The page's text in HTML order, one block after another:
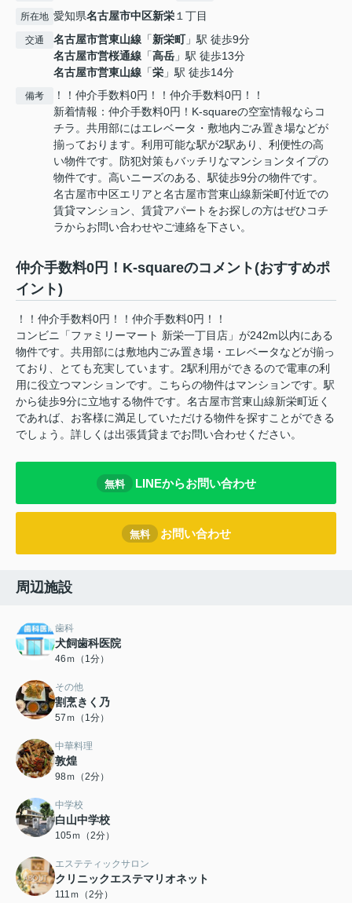
所在地 愛知県名古屋市中区新栄 １丁目
交通 名古屋市営東山線 「新栄町」駅 徒歩9分
名古屋市営桜通線 「高岳 」駅 徒歩13分
名古屋市営東山線 「栄 」駅 徒歩14分
備考
！！仲介手数料0円！！仲介手数料0円！！
新着情報：仲介手数料0円！K-squareの空室情報ならコ
チラ。共用部にはエレベータ・敷地内ごみ置き場などが
揃っております。利用可能な駅が2駅あり、利便性の高
い物件です。防犯対策もバッチリなマンションタイプの
物件です。高いニーズのある、駅徒歩9分の物件です。
名古屋市中区エリアと名古屋市営東山線新栄町付近での
賃貸マンション、賃貸アパートをお探しの方はぜひコチ
ラからお問い合わせやご連絡を下さい。
仲介手数料0円！K-squareのコメント(おすすめポ
イント)
！！仲介手数料0円！！仲介手数料0円！！
コンビニ「ファミリーマート 新栄一丁目店」が242m以内にある
物件です。共用部には敷地内ごみ置き場・エレベータなどが揃っ
ており、とても充実しています。2駅利用ができるので電車の利
用に役立つマンションです。こちらの物件はマンションです。駅
から徒歩9分に立地する物件です。名古屋市営東山線新栄町近く
であれば、お客様に満足していただける物件を探すことができる
でしょう。詳しくは出張賃貸までお問い合わせください。
無料 LINEからお問い合わせ
無料 お問い合わせ
周辺施設
歯科
犬飼歯科医院
46ｍ（1分）
その他
割烹きく乃
57ｍ（1分）
中華料理
敦煌
98ｍ（2分）
中学校
白山中学校
105ｍ（2分）
エステティックサロン
クリニックエステマリオネット
111ｍ（2分）